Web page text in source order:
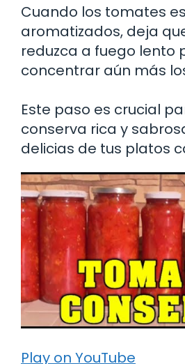
Cuando los tomates
aromatizados, deja
reduzca a fuego lento
concentrar aún más
Este paso es crucial
conserva rica y
delicias de tus platos
Play on YouTube